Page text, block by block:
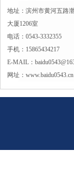
地址：滨州市黄河五路
大厦1206室
电话：0543-3332355
手机：15865434217
E-MAIL：
网址：www.baidu0543.cn